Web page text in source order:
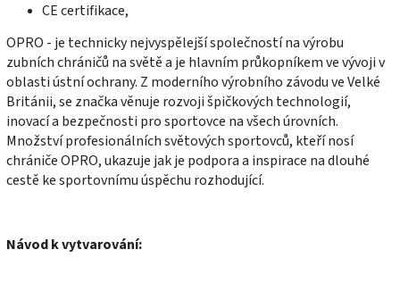
CE certifikace,
OPRO - je technicky nejvyspělejší společností na výrobu
zubních chráničů na světě a je hlavním průkopníkem ve vývoji v
oblasti ústní ochrany. Z moderního výrobního závodu ve Velké
Británii, se značka věnuje rozvoji špičkových technologií,
inovací a bezpečnosti pro sportovce na všech úrovních.
Množství profesionálních světových sportovců, kteří nosí
chrániče OPRO, ukazuje jak je podpora a inspirace na dlouhé
cestě ke sportovnímu úspěchu rozhodující.
Návod k vytvarování: